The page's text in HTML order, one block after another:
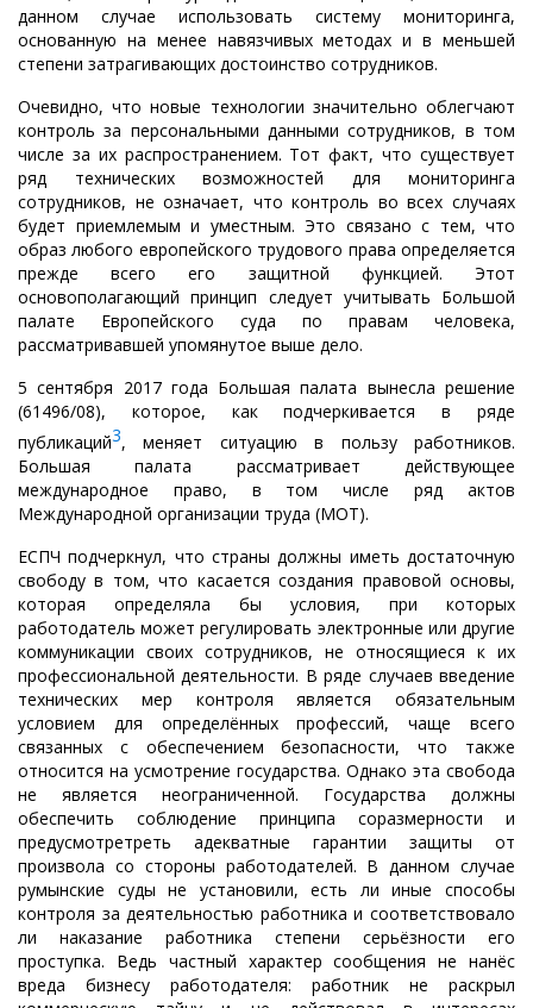
данном случае использовать систему мониторинга,
основанную на менее навязчивых методах и в меньшей
степени затрагивающих достоинство сотрудников.
Очевидно, что новые технологии значительно облегчают
контроль за персональными данными сотрудников, в том
числе за их распространением. Тот факт, что существует
ряд технических возможностей для мониторинга
сотрудников, не означает, что контроль во всех случаях
будет приемлемым и уместным. Это связано с тем, что
образ любого европейского трудового права определяется
прежде всего его защитной функцией. Этот
основополагающий принцип следует учитывать Большой
палате Европейского суда по правам человека,
рассматривавшей упомянутое выше дело.
5 сентября 2017 года Большая палата вынесла решение
(61496/08), которое, как подчеркивается в ряде
публикаций3, меняет ситуацию в пользу работников.
Большая палата рассматривает действующее
международное право, в том числе ряд актов
Международной организации труда (МОТ).
ЕСПЧ подчеркнул, что страны должны иметь достаточную
свободу в том, что касается создания правовой основы,
которая определяла бы условия, при которых
работодатель может регулировать электронные или другие
коммуникации своих сотрудников, не относящиеся к их
профессиональной деятельности. В ряде случаев введение
технических мер контроля является обязательным
условием для определённых профессий, чаще всего
связанных с обеспечением безопасности, что также
относится на усмотрение государства. Однако эта свобода
не является неограниченной. Государства должны
обеспечить соблюдение принципа соразмерности и
предусмотретреть адекватные гарантии защиты от
произвола со стороны работодателей. В данном случае
румынские суды не установили, есть ли иные способы
контроля за деятельностью работника и соответствовало
ли наказание работника степени серьёзности его
проступка. Ведь частный характер сообщения не нанёс
вреда бизнесу работодателя: работник не раскрыл